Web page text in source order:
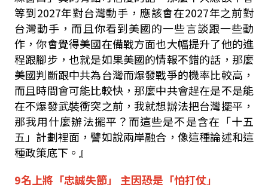
等到2027年對台灣動手，應該會在2027年之前對
台灣動手，而且你看到美國的一些言談跟一些動
作，你會覺得美國在備戰方面也大幅提升了他的進
程跟腳步，也就是如果美國的情報不錯的話，那麼
美國判斷跟中共為台灣而爆發戰爭的機率比較高，
而且時間會可能比較快，那麼中共會趕在是不是能
在不爆發武裝衝突之前，我就想辦法把台灣擺平，
那我用什麼辦法擺平？而這些是不是含在「十五
五」計劃裡面，譬如說兩岸融合，像這種論述和這
種政策底下。』
9名上將「忠誠失節」 主因恐是「怕打仗」